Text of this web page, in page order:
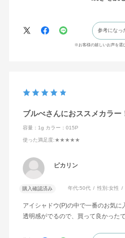
011SPの再販もお願いします！
参考になっ
※お客様の嬉しいお声を選
ブルべさんにおススメカラー
容量：1g カラー：015P
使った満足度:★★★★★
ピカリン
購入確認済み 年代:50代 性別:女性
アイシャドウ(P)の中で一番のお気に
透明感がでるので、買って良かったで